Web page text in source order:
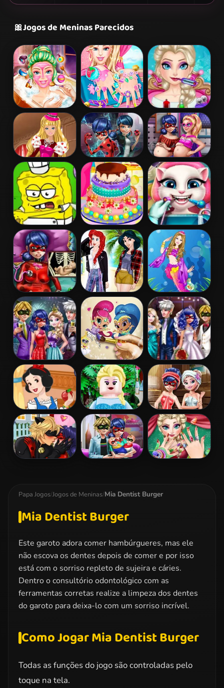
🎀Jogos de Meninas Parecidos
Barbie Beauty
Bath
Barbie Nails
Spa
Elsa Frozen
Brain Surgery
Barbie's
Valentine's
Patchwork
Dress
Ladybug Secret
Mission
Hero Dolls
Pregnant BFFs
Spongebob
Restaurant
Barbies
Birthday Cake
Angela Real
Dentist
Pregnant
Dotted Girl
Emergency
Princess
Coachella Style
Dress 1
Barbie
Mermaid
Princess
Couples New
Year Party
Shimmer and
Shine Coloring
Book
Ladybug
Wedding Royal
Guests
Snow White
Patchwork
Dress
Lego Princesses Ladybug Sauna
Realife
Papa Jogos/Jogos de Meninas/Mia Dentist Burger
Mia Dentist Burger
Este garoto adora comer hambúrgueres, mas ele
não escova os dentes depois de comer e por isso
está com o sorriso repleto de sujeira e cáries.
Dentro o consultório odontológico com as
ferramentas corretas realize a limpeza dos dentes
do garoto para deixa-lo com um sorriso incrível.
Como Jogar Mia Dentist Burger
Todas as funções do jogo são controladas pelo
toque na tela.